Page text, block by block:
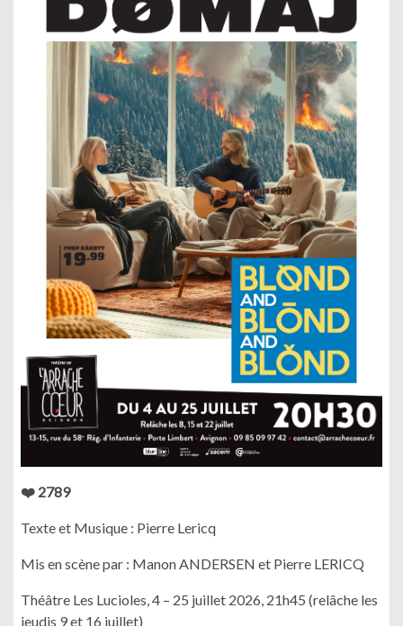
❤️ 2789
Texte et Musique : Pierre Lericq
Mis en scène par : Manon ANDERSEN et Pierre LERICQ
Théâtre Les Lucioles, 4 – 25 juillet 2026, 21h45 (relâche les
jeudis 9 et 16 juillet)